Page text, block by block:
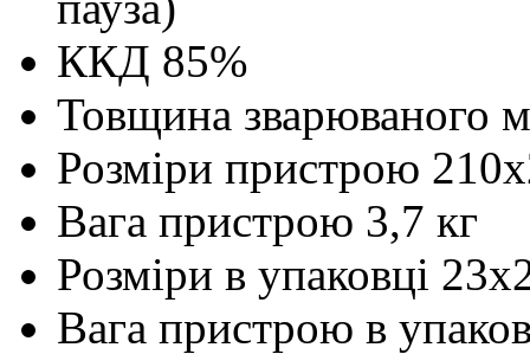
ККД 85%
Товщина зварюваного
Розміри пристрою
Вага пристрою 3,7 кг
Розміри в упаковці
Вага пристрою в